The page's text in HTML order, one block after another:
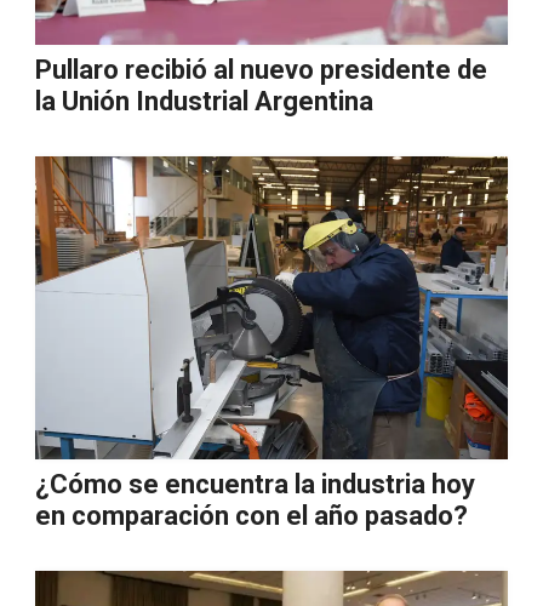
Pullaro recibió al nuevo presidente de
la Unión Industrial Argentina
¿Cómo se encuentra la industria hoy
en comparación con el año pasado?